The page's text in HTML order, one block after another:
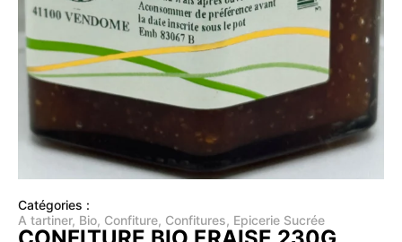
Catégories :
A tartiner, Bio, Confiture, Confitures, Epicerie Sucrée